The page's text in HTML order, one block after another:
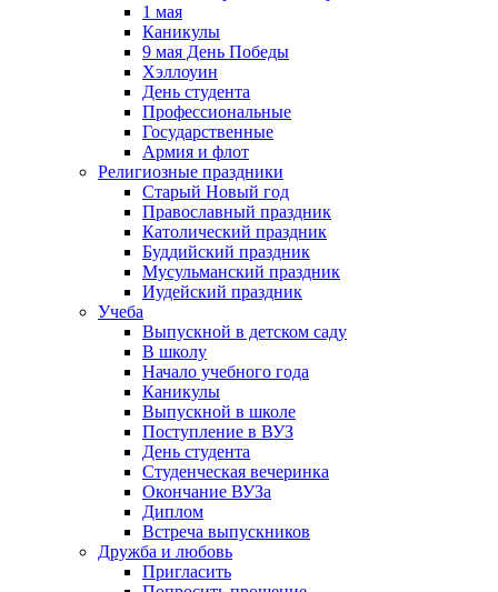
1 мая
Каникулы
9 мая День Победы
Хэллоуин
День студента
Профессиональные
Государственные
Армия и флот
Религиозные праздники
Старый Новый год
Православный праздник
Католический праздник
Буддийский праздник
Мусульманский праздник
Иудейский праздник
Учеба
Выпускной в детском саду
В школу
Начало учебного года
Каникулы
Выпускной в школе
Поступление в ВУЗ
День студента
Студенческая вечеринка
Окончание ВУЗа
Диплом
Встреча выпускников
Дружба и любовь
Пригласить